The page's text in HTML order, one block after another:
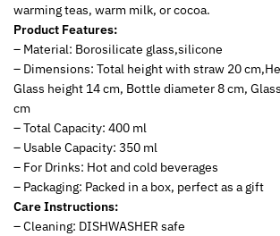
warming teas, warm milk, or cocoa.
Product Features:
– Material: Borosilicate glass,silicone
– Dimensions: Total height with straw 20
Glass height 14 cm, Bottle diameter 8 cm,
cm
– Total Capacity: 400 ml
– Usable Capacity: 350 ml
– For Drinks: Hot and cold beverages
– Packaging: Packed in a box, perfect as a gift
Care Instructions:
– Cleaning: DISHWASHER safe